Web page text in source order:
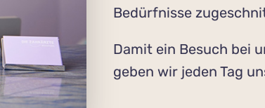
Bedürfnisse
Damit ein Besuch bei
geben wir jeden Tag